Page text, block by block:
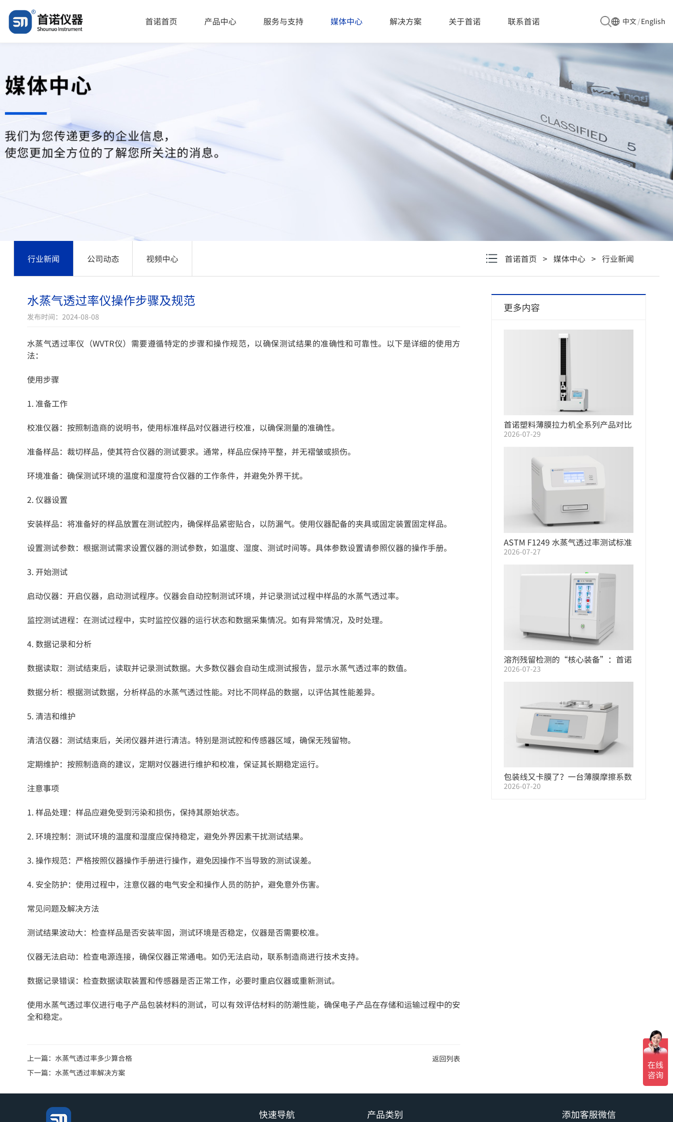
首诺首页 产品中心 服务与支持 媒体中心 解决方案 关于首诺 联系首诺 中文/English
行业新闻 公司动态 视频中心 首诺首页 > 媒体中心> 行业新闻
水蒸气透过率仪操作步骤及规范
发布时间：2024-08-08
水蒸气透过率仪（WVTR仪）需要遵循特定的步骤和操作规范，以确保测试结果的准确性和可靠性。以下是详细的使用方
法：
使用步骤
1. 准备工作
校准仪器：按照制造商的说明书，使用标准样品对仪器进行校准，以确保测量的准确性。
准备样品：裁切样品，使其符合仪器的测试要求。通常，样品应保持平整，并无褶皱或损伤。
环境准备：确保测试环境的温度和湿度符合仪器的工作条件，并避免外界干扰。
2. 仪器设置
安装样品：将准备好的样品放置在测试腔内，确保样品紧密贴合，以防漏气。使用仪器配备的夹具或固定装置固定样品。
设置测试参数：根据测试需求设置仪器的测试参数，如温度、湿度、测试时间等。具体参数设置请参照仪器的操作手册。
3. 开始测试
启动仪器：开启仪器，启动测试程序。仪器会自动控制测试环境，并记录测试过程中样品的水蒸气透过率。
监控测试进程：在测试过程中，实时监控仪器的运行状态和数据采集情况。如有异常情况，及时处理。
4. 数据记录和分析
数据读取：测试结束后，读取并记录测试数据。大多数仪器会自动生成测试报告，显示水蒸气透过率的数值。
数据分析：根据测试数据，分析样品的水蒸气透过性能。对比不同样品的数据，以评估其性能差异。
5. 清洁和维护
清洁仪器：测试结束后，关闭仪器并进行清洁。特别是测试腔和传感器区域，确保无残留物。
定期维护：按照制造商的建议，定期对仪器进行维护和校准，保证其长期稳定运行。
注意事项
1. 样品处理：样品应避免受到污染和损伤，保持其原始状态。
2. 环境控制：测试环境的温度和湿度应保持稳定，避免外界因素干扰测试结果。
3. 操作规范：严格按照仪器操作手册进行操作，避免因操作不当导致的测试误差。
4. 安全防护：使用过程中，注意仪器的电气安全和操作人员的防护，避免意外伤害。
常见问题及解决方法
测试结果波动大：检查样品是否安装牢固，测试环境是否稳定，仪器是否需要校准。
仪器无法启动：检查电源连接，确保仪器正常通电。如仍无法启动，联系制造商进行技术支持。
数据记录错误：检查数据读取装置和传感器是否正常工作，必要时重启仪器或重新测试。
使用水蒸气透过率仪进行电子产品包装材料的测试，可以有效评估材料的防潮性能，确保电子产品在存储和运输过程中的安
全和稳定。
上一篇： 水蒸气透过率多少算合格
下一篇： 水蒸气透过率解决方案
返回列表
更多内容
首诺塑料薄膜拉力机全系列产品对比
选购指南
2026-07-29
ASTM F1249 水蒸气透过率测试标准
| WVTR 测定仪选型指南
2026-07-27
溶剂残留检测的“核心装备”：首诺
气相色谱仪系列
2026-07-23
包装线又卡膜了？一台薄膜摩擦系数
测试仪，帮您把原因找出来
2026-07-20
快速导航 产品类别 添加客服微信